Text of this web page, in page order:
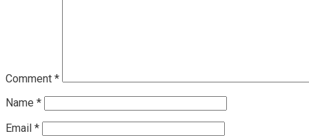
Comment *
Name *
Email *